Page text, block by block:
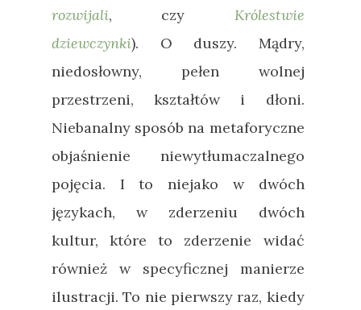
rozwijali, czy Królestwie
dziewczynki). O duszy. Mądry,
niedosłowny, pełen wolnej
przestrzeni, kształtów i dłoni.
Niebanalny sposób na metaforyczne
objaśnienie niewytłumaczalnego
pojęcia. I to niejako w dwóch
językach, w zderzeniu dwóch
kultur, które to zderzenie widać
również w specyficznej manierze
ilustracji. To nie pierwszy raz, kiedy